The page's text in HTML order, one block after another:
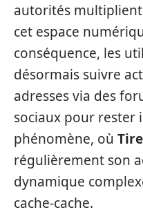
autorités
cet espace
conséquence, les
désormais suivre
adresses via des
sociaux pour rester
phénomène, où
régulièrement son
dynamique
cache-cache.